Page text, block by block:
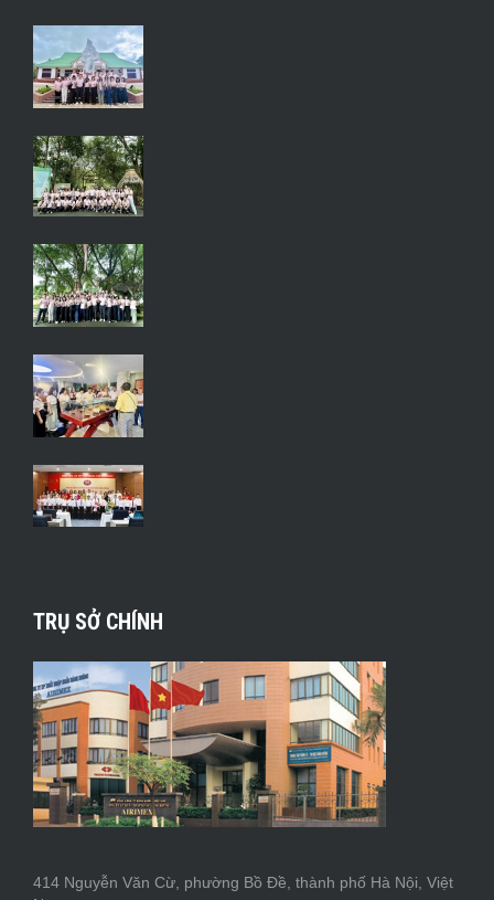
TRỤ SỞ CHÍNH
414 Nguyễn Văn Cừ, phường Bồ Đề, thành phố Hà Nội, Việt